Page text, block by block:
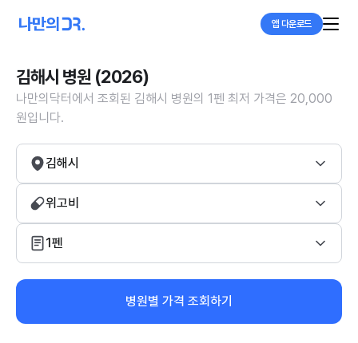
앱 다운로드
김해시 병원 (2026)
나만의닥터에서 조회된 김해시 병원의 1펜 최저 가격은 20,000
원입니다.
김해시
위고비
1펜
병원별 가격 조회하기